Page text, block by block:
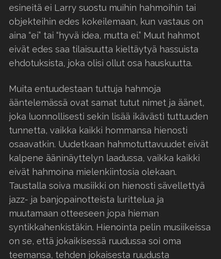
esineitä ei Larry suostu muihin hahmoihin tai
objekteihin edes kokeilemaan, kun vastaus on
aina “ei” tai “hyvä idea, mutta ei.” Muut hahmot
eivät edes saa tilaisuutta kieltäytyä hassuista
ehdotuksista, joka olisi ollut osa hauskuutta.
Muita entuudestaan tuttuja hahmoja
ääntelemässä ovat samat tutut nimet ja äänet,
joka luonnollisesti sekin lisää ikävästi tuttuuden
tunnetta, vaikka kaikki hommansa hienosti
osaavatkin. Uudetkaan hahmotuttavuudet eivät
kalpene ääninäyttelyn laadussa, vaikka kaikki
eivät hahmoina mielenkiintosia olekaan.
Taustalla soiva musiikki on hienosti sävellettyä
jazz- ja banjopainotteista lurittelua ja
muutamaan otteeseen jopa hieman
syntikkahenkistäkin. Hienointa pelin musiikeissa
on se, että jokaikisessä ruudussa soi oma
teemansa, tehden jokaisesta ruudusta